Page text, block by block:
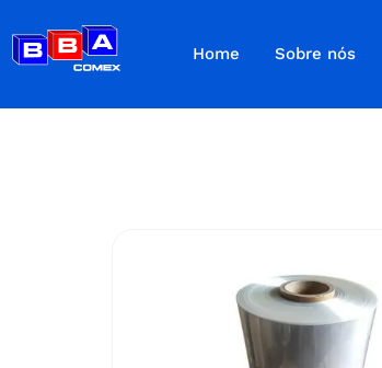
Home Sobre nós